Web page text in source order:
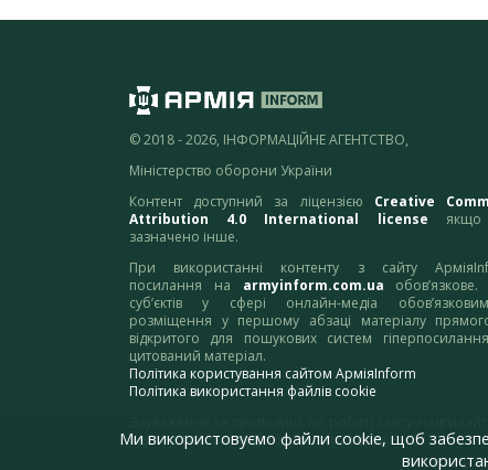
© 2018 - 2026, ІНФОРМАЦІЙНЕ АГЕНТСТВО,
Міністерство оборони України
Контент доступний за ліцензією Creative
Attribution 4.0 International license
зазначено інше.
При використанні контенту з сайту
посилання на armyinform.com.ua
суб’єктів у сфері онлайн-медіа
розміщення у першому абзаці матеріалу
відкритого для пошукових систем
цитований матеріал.
Політика користування сайтом АрміяInform
Політика використання файлів cookie
адресу:webmaster@armyinform.com.ua
Ми використовуємо файли cookie, щоб